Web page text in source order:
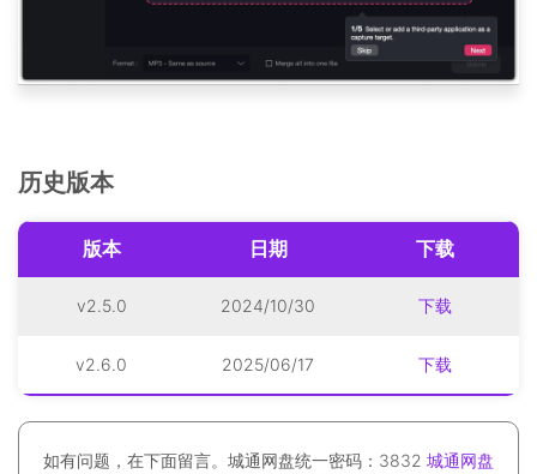
历史版本
版本 日期 下载
v2.5.0 2024/10/30 下载
v2.6.0 2025/06/17 下载
如有问题，在下面留言。城通网盘统一密码：3832 城通网盘